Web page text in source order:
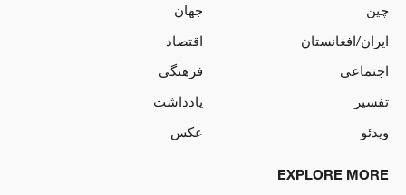
چین
جهان
ایران/افغانستان
اقتصاد
اجتماعی
فرهنگی
تفسیر
یادداشت
ویدئو
عکس
EXPLORE MORE